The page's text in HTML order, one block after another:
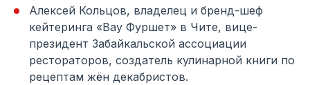
Алексей Кольцов, владелец и бренд-шеф
кейтеринга «Вау Фуршет» в Чите, вице-
президент Забайкальской ассоциации
рестораторов, создатель кулинарной книги по
рецептам жён декабристов.